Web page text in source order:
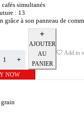
cafés simultanés
: 13
grâce à son panneau de
AJOUTER
AU
PANIER
NOW
Add to
grain